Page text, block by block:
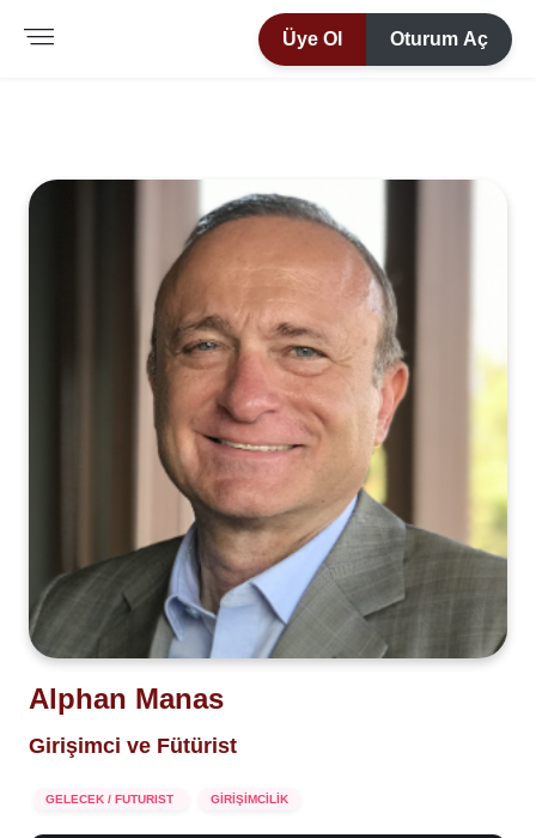
Üye Ol Oturum Aç
Alphan Manas
Girişimci ve Fütürist
GELECEK / FUTURIST GİRİŞİMCİLİK